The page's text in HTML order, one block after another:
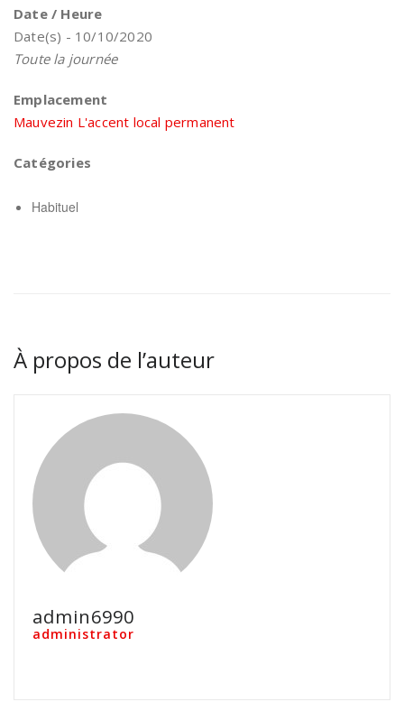
Date / Heure
Date(s) - 10/10/2020
Toute la journée
Emplacement
Mauvezin L'accent local permanent
Catégories
Habituel
À propos de l’auteur
admin6990
administrator